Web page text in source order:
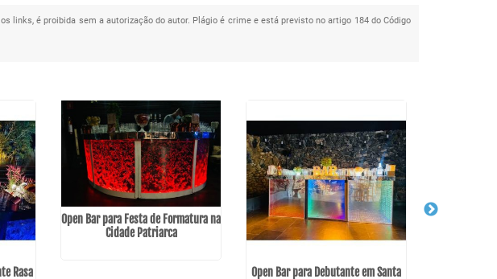
links, é proibida sem a autorização do autor. Plágio é crime e está previsto no artigo 184 do Código
Rasa
Open Bar para Festa de Formatura na
Cidade Patriarca
Open Bar para Debutante em Santa